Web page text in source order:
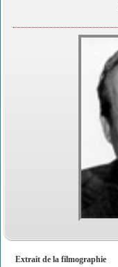
Extrait de la filmographie